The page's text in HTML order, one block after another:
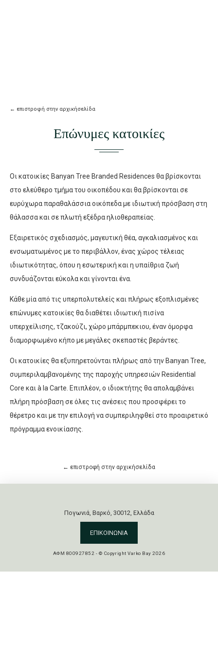
← επιστροφή στην αρχικήσελίδα
Επώνυμες κατοικίες
Οι κατοικίες Banyan Tree Branded Residences θα βρίσκονται
στο ελεύθερο τμήμα του οικοπέδου και θα βρίσκονται σε
ευρύχωρα παραθαλάσσια οικόπεδα με ιδιωτική πρόσβαση στη
θάλασσα και σε πλωτή εξέδρα ηλιοθεραπείας.
Εξαιρετικός σχεδιασμός, μαγευτική θέα, αγκαλιασμένος και
ενσωματωμένος με το περιβάλλον, ένας χώρος τέλειας
ιδιωτικότητας, όπου η εσωτερική και η υπαίθρια ζωή
συνδυάζονται εύκολα και γίνονται ένα.
Κάθε μία από τις υπερπολυτελείς και πλήρως εξοπλισμένες
επώνυμες κατοικίες θα διαθέτει ιδιωτική πισίνα
υπερχείλισης, τζακούζι, χώρο μπάρμπεκιου, έναν όμορφα
διαμορφωμένο κήπο με μεγάλες σκεπαστές βεράντες.
Οι κατοικίες θα εξυπηρετούνται πλήρως από την Banyan Tree,
συμπεριλαμβανομένης της παροχής υπηρεσιών Residential
Core και à la Carte. Επιπλέον, ο ιδιοκτήτης θα απολαμβάνει
πλήρη πρόσβαση σε όλες τις ανέσεις που προσφέρει το
θέρετρο και με την επιλογή να συμπεριληφθεί στο προαιρετικό
πρόγραμμα ενοικίασης.
← επιστροφή στην αρχικήσελίδα
Πογωνιά, Βαρκό, 30012, Ελλάδα
ΕΠΙΚΟΙΝΩΝΙΑ
ΑΦΜ 800927852 - © Copyright Varko Bay 2026